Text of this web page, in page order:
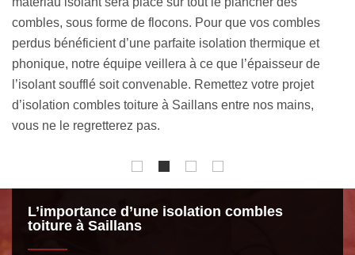
ouate de cellulose, la laine de mouton, la fibre de bois et
plus encore. Afin que nous puissions orienter vos choix,
n’hésitez pas à nous communiquer le montant de votre
budget. Confiez-nous sereinement votre projet.
L’importance d’une isolation combles
toiture à Saillans